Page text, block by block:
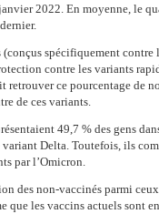
2022. En moyenne, le
spécifiquement contre
contre les variants
retrouver ce pourcentage de
de ces variants.
49,7 % des gens
Delta. Toutefois, ils
par l’Omicron.
des non-vaccinés parmi
que les vaccins actuels sont